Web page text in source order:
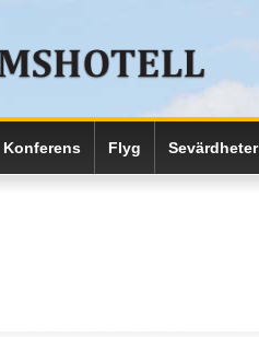
Konferens Flyg Sevärdheter